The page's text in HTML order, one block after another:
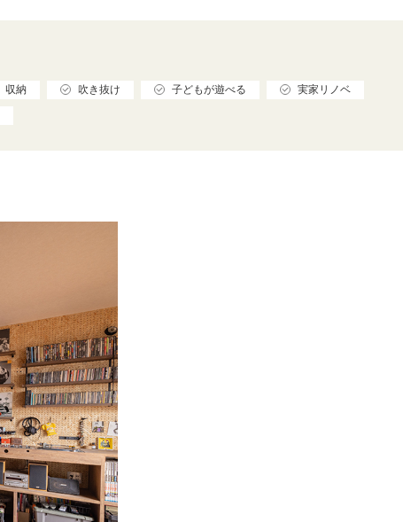
収納 吹き抜け 子どもが遊べる 実家リノベ